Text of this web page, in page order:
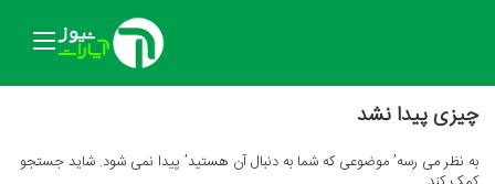
منو
چیزی پیدا نشد
به نظر می رسه’ موضوعی که شما به دنبال آن هستید’ پیدا نمی شود. شاید جستجو